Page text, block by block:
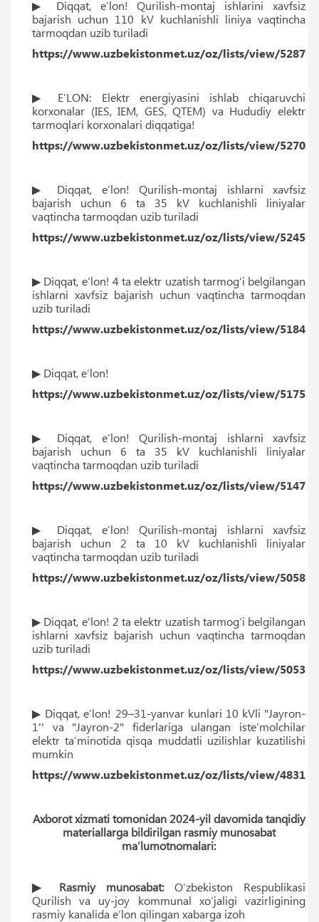
▶ Diqqat, eʼlon! Qurilish-montaj ishlarini xavfsiz
bajarish uchun 110 kV kuchlanishli liniya vaqtincha
tarmoqdan uzib turiladi
https://www.uzbekistonmet.uz/oz/lists/view/5287
▶ EʼLON: Elektr energiyasini ishlab chiqaruvchi
korxonalar (IES, IEM, GES, QTEM) va Hududiy elektr
tarmoqlari korxonalari diqqatiga!
https://www.uzbekistonmet.uz/oz/lists/view/5270
▶ Diqqat, eʼlon! Qurilish-montaj ishlarni xavfsiz
bajarish uchun 6 ta 35 kV kuchlanishli liniyalar
vaqtincha tarmoqdan uzib turiladi
https://www.uzbekistonmet.uz/oz/lists/view/5245
▶ Diqqat, eʼlon! 4 ta elektr uzatish tarmog‘i belgilangan
ishlarni xavfsiz bajarish uchun vaqtincha tarmoqdan
uzib turiladi
https://www.uzbekistonmet.uz/oz/lists/view/5184
▶ Diqqat, eʼlon!
https://www.uzbekistonmet.uz/oz/lists/view/5175
▶ Diqqat, eʼlon! Qurilish-montaj ishlarni xavfsiz
bajarish uchun 6 ta 35 kV kuchlanishli liniyalar
vaqtincha tarmoqdan uzib turiladi
https://www.uzbekistonmet.uz/oz/lists/view/5147
▶ Diqqat, eʼlon! Qurilish-montaj ishlarni xavfsiz
bajarish uchun 2 ta 10 kV kuchlanishli liniyalar
vaqtincha tarmoqdan uzib turiladi
https://www.uzbekistonmet.uz/oz/lists/view/5058
▶ Diqqat, e'lon! 2 ta elektr uzatish tarmog‘i belgilangan
ishlarni xavfsiz bajarish uchun vaqtincha tarmoqdan
uzib turiladi
https://www.uzbekistonmet.uz/oz/lists/view/5053
▶ Diqqat, e’lon! 29–31-yanvar kunlari 10 kVli "Jayron-
1'' va "Jayron-2" fiderlariga ulangan iste’molchilar
elektr ta’minotida qisqa muddatli uzilishlar kuzatilishi
mumkin
https://www.uzbekistonmet.uz/oz/lists/view/4831
Axborot xizmati tomonidan 2024-yil davomida tanqidiy
materiallarga bildirilgan rasmiy munosabat
ma’lumotnomalari:
▶ Rasmiy munosabat: O‘zbekiston Respublikasi
Qurilish va uy-joy kommunal xo‘jaligi vazirligining
rasmiy kanalida eʼlon qilingan xabarga izoh